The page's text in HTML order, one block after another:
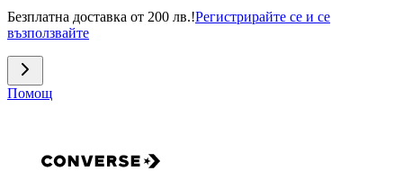
Безплатна доставка от 200 лв.!Регистрирайте се и се
възползвайте
Помощ